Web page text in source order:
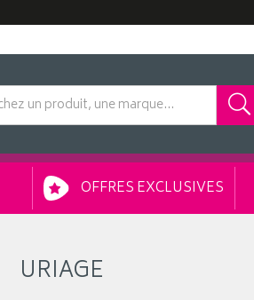
OFFRES EXCLUSIVES
URIAGE